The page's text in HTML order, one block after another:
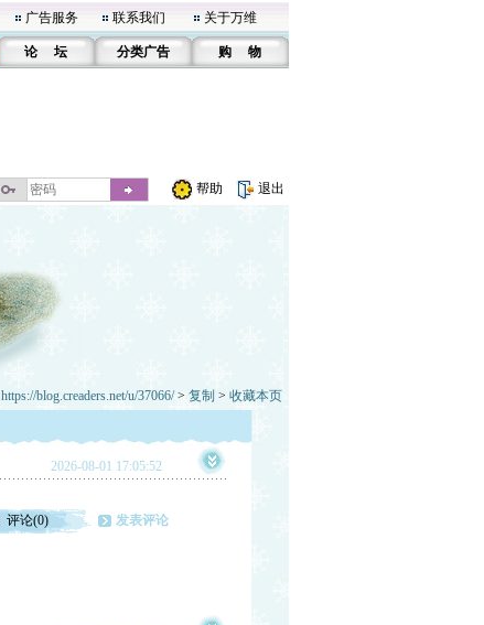
广告服务 联系我们 关于万维
论 坛 分类广告 购 物
帮助 退出
https://blog.creaders.net/u/37066/> 复制 > 收藏本页
2026-08-01 17:05:52
评论(0) 发表评论